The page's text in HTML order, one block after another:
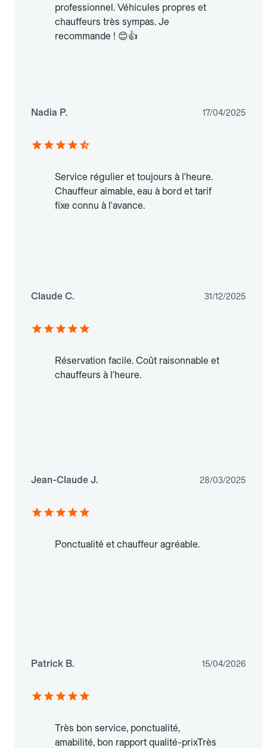
professionnel. Véhicules propres et
chauffeurs très sympas. Je
recommande ! 😊👍
Nadia P. 17/04/2025
Service régulier et toujours à l'heure.
Chauffeur aimable, eau à bord et tarif
fixe connu à l'avance.
Claude C. 31/12/2025
Réservation facile. Coût raisonnable et
chauffeurs à l'heure.
Jean-Claude J. 28/03/2025
Ponctualité et chauffeur agréable.
Patrick B. 15/04/2026
Très bon service, ponctualité,
amabilité, bon rapport qualité-prixTrès